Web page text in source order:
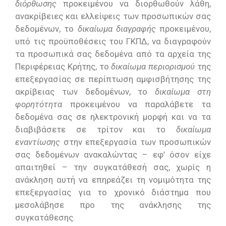
διόρθωσης προκειμένου να διορθωθούν λάθη,
ανακρίβειες και ελλείψεις των προσωπικών σας
δεδομένων, το δικαίωμα διαγραφής προκειμένου,
υπό τις προϋποθέσεις του ΓΚΠΔ, να διαγραφούν
τα προσωπικά σας δεδομένα από τα αρχεία της
Περιφέρειας Κρήτης, τοδικαίωμα περιορισμού της
επεξεργασίας σε περίπτωση αμφισβήτησης της
ακρίβειας των δεδομένων, τοδικαίωμα στη
φορητότητα προκειμένου να παραλάβετε τα
δεδομένα σας σε ηλεκτρονική μορφή και να τα
διαβιβάσετε σε τρίτον και το δικαίωμα
εναντίωσης στην επεξεργασία των προσωπικών
σας δεδομένων ανακαλώντας – εφ’ όσον είχε
απαιτηθεί – την συγκατάθεσή σας, χωρίς η
ανάκληση αυτή να επηρεάζει τη νομιμότητα της
επεξεργασίας για το χρονικό διάστημα που
μεσολάβησε προ της ανάκλησης της
συγκατάθεσης.